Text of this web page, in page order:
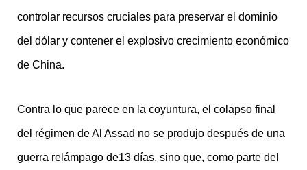
controlar recursos cruciales para preservar el dominio
del dólar y contener el explosivo crecimiento económico
de China.
Contra lo que parece en la coyuntura, el colapso final
del régimen de Al Assad no se produjo después de una
guerra relámpago de13 días, sino que, como parte del